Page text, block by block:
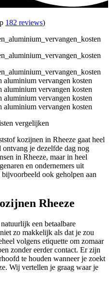
182 reviews)
kozijnen in Rheeze gaat heel
je dezelfde dag nog
in Rheeze, maar in heel
en ondernemers uit
ook geholpen aan
Rheeze
een betaalbare
zo makkelijk als dat je zou
volgens etiquette om zomaar
zonder eerder contact. Er zijn
te houden wanneer je zoekt
Wij vertellen je graag waar je